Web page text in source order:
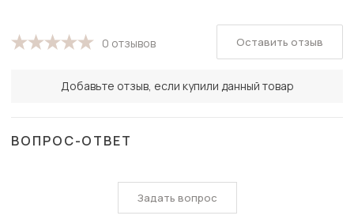
0 отзывов
Добавьте отзыв, если купили данный товар
Оставить отзыв
ВОПРОС-ОТВЕТ
Задать вопрос